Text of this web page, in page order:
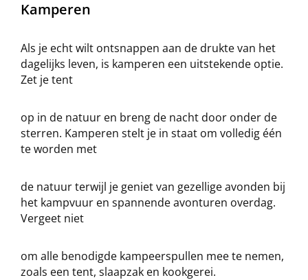
Kamperen
Als je echt wilt ontsnappen aan de drukte van het
dagelijks leven, is kamperen een uitstekende optie.
Zet je tent
op in de natuur en breng de nacht door onder de
sterren. Kamperen stelt je in staat om volledig één
te worden met
de natuur terwijl je geniet van gezellige avonden bij
het kampvuur en spannende avonturen overdag.
Vergeet niet
om alle benodigde kampeerspullen mee te nemen,
zoals een tent, slaapzak en kookgerei.